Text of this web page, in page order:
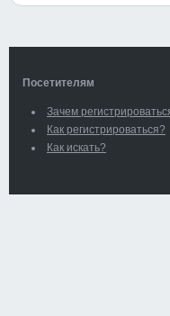
Посетителям
Зачем
Как регистрироваться?
Как искать?